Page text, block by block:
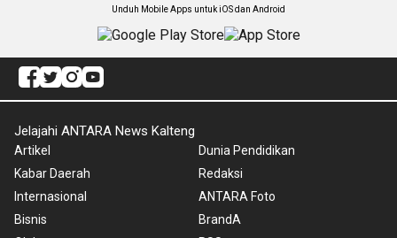
Unduh Mobile Apps untuk iOS dan Android
Jelajahi ANTARA News Kalteng
Artikel
Kabar Daerah
Internasional
Bisnis
Dunia Pendidikan
Redaksi
ANTARA Foto
BrandA